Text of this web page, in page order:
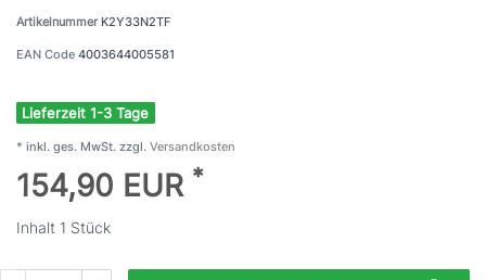
Artikelnummer K2Y33N2TF
EAN Code 4003644005581
Lieferzeit 1-3 Tage
* inkl. ges. MwSt. zzgl. Versandkosten
154,90 EUR *
Inhalt 1 Stück